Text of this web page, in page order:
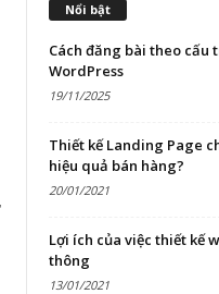
Nổi bật
Cách đăng bài theo cấu
WordPress
19/11/2025
Thiết kế Landing Page
hiệu quả bán hàng?
20/01/2021
Lợi ích của việc thiết kế
thông
13/01/2021